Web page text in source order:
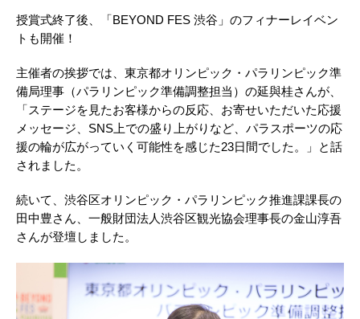
授賞式終了後、「BEYOND FES 渋谷」のフィナーレイベン
トも開催！
主催者の挨拶では、東京都オリンピック・パラリンピック準
備局理事（パラリンピック準備調整担当）の延與桂さんが、
「ステージを見たお客様からの反応、お寄せいただいた応援
メッセージ、SNS上での盛り上がりなど、パラスポーツの応
援の輪が広がっていく可能性を感じた23日間でした。」と話
されました。
続いて、渋谷区オリンピック・パラリンピック推進課課長の
田中豊さん、一般財団法人渋谷区観光協会理事長の金山淳吾
さんが登壇しました。